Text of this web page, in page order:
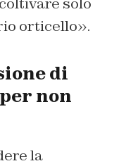
solo
orticello».
di
non
la